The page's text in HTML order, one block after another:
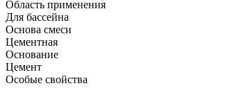
Область применения
Для бассейна
Основа смеси
Цементная
Основание
Цемент
Особые свойства